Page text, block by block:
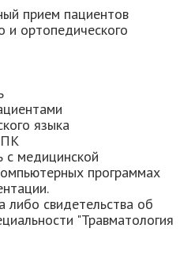
прием пациентов
и ортопедического
языка
ПК
с медицинской
программах
либо свидетельства об
"Травматология